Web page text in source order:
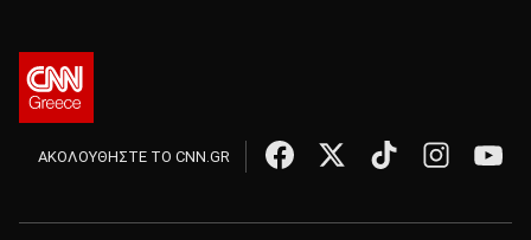
ΑΚΟΛΟΥΘΗΣΤΕ ΤΟ CNN.GR